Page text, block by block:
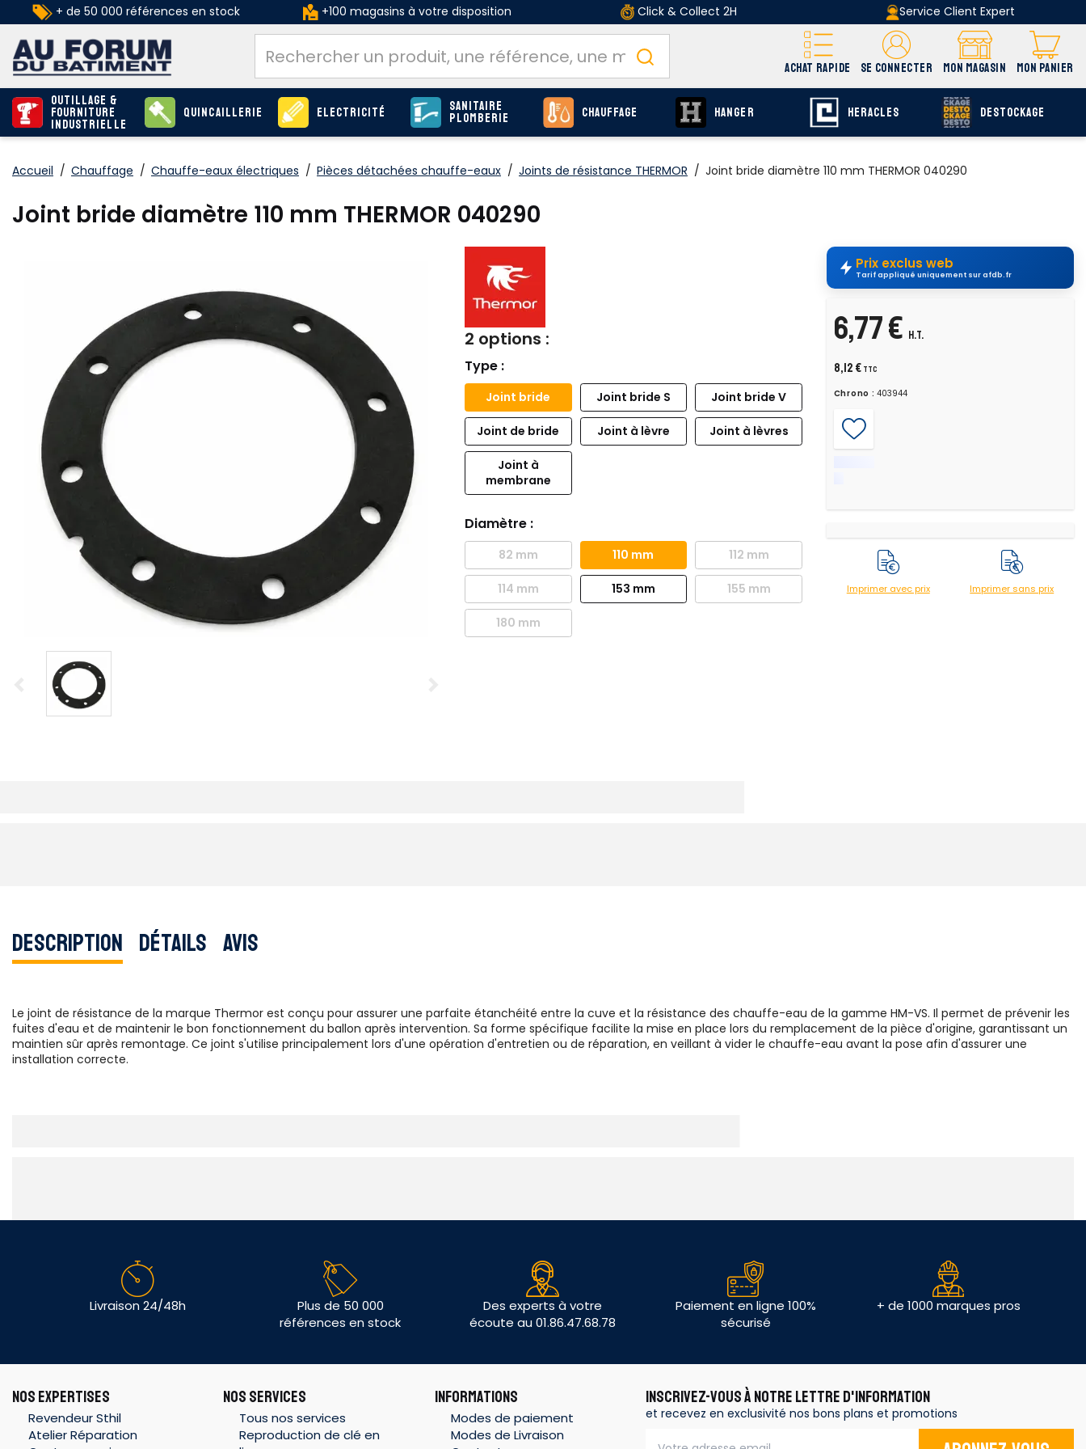
+ de 50 000 références en stock +100 magasins à votre disposition Click & Collect 2H Service Client Expert
ACHAT RAPIDE SE CONNECTER MON MAGASIN MON PANIER
Outillage &
Fourniture
industrielle
Quincaillerie Electricité Sanitaire
Plomberie Chauffage HANGER HERACLES DESTOCKAGE
Accueil / Chauffage / Chauffe-eaux électriques / Pièces détachées chauffe-eaux / Joints de résistance THERMOR / Joint bride diamètre 110 mm THERMOR 040290
Joint bride diamètre 110 mm THERMOR 040290
2 options :
Type :
Joint bride Joint bride S Joint bride V
Joint de bride Joint à lèvre Joint à lèvres
Joint à
membrane
Diamètre :
82 mm 110 mm 112 mm
114 mm 153 mm 155 mm
180 mm
Prix exclus web
Tarif appliqué uniquement sur afdb.fr
6,77 € H.T.
8,12 € TTC
Chrono : 403944
Imprimer avec prix Imprimer sans prix
Description Détails Avis
Le joint de résistance de la marque Thermor est conçu pour assurer une parfaite étanchéité entre la cuve et la résistance des chauffe-eau de la gamme HM-VS. Il permet de prévenir les
fuites d'eau et de maintenir le bon fonctionnement du ballon après intervention. Sa forme spécifique facilite la mise en place lors du remplacement de la pièce d'origine, garantissant un
maintien sûr après remontage. Ce joint s'utilise principalement lors d'une opération d'entretien ou de réparation, en veillant à vider le chauffe-eau avant la pose afin d'assurer une
installation correcte.
Livraison 24/48h
Plus de 50 000
références en stock
Des experts à votre
écoute au 01.86.47.68.78
Paiement en ligne 100%
sécurisé
+ de 1000 marques pros
NOS EXPERTISES
Revendeur Sthil
Atelier Réparation
NOS SERVICES
Tous nos services
Reproduction de clé en
INFORMATIONS
Modes de paiement
Modes de Livraison
INSCRIVEZ-VOUS À NOTRE LETTRE D'INFORMATION
et recevez en exclusivité nos bons plans et promotions